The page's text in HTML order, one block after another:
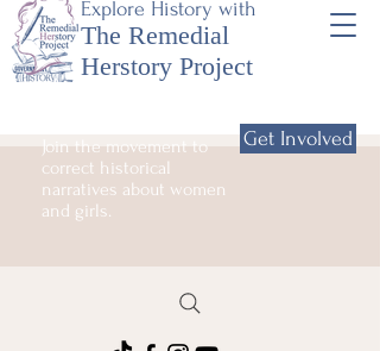
Explore History with
The Remedial
Herstory Project
Join the movement to
correct historical
narratives about women
and girls.
Get Involved